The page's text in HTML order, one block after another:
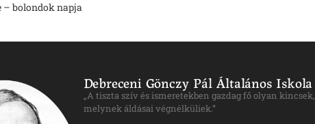
– bolondok napja
Debreceni Gönczy Pál Általános Iskola
„A tiszta szív és ismeretekben gazdag fő olyan kincsek,
melynek áldásai végnélküliek.”